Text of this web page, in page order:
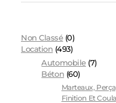
Non Classé (0)
Location (493)
Automobile (7)
Béton (60)
Marteaux,
Finition Et